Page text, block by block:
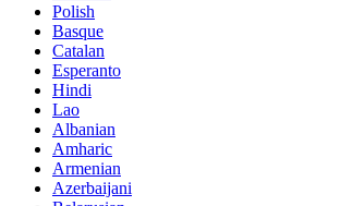
Polish
Basque
Catalan
Esperanto
Hindi
Lao
Albanian
Amharic
Armenian
Azerbaijani